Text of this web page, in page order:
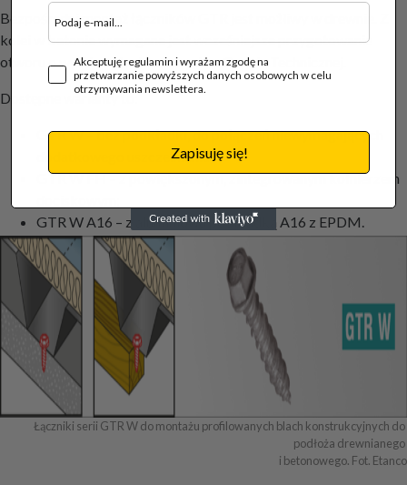
Bezpośredni montaż łączników GTR jest możliwy w drewnie. Z
kolei w betonie wymagane jest wcześniejsze przygotowanie
otworu o wymiarach określonych w Ocenie Technicznej.
Dostępne warianty to:
GTR W – bez podkładki, do połączeń niewymagających
dodatkowego uszczelnienia;
GTR W FH – z powiększonym, zintegrowanym kołnierzem
GTR W A16 – z aluminiową podkładką A16 z EPDM.
Łączniki serii GTR W do montażu profilowanych blach konstrukcyjnych do
podłoża drewnianego
i betonowego. Fot. Etanco
Akceptuję regulamin i wyrażam zgodę na
przetwarzanie powyższych danych osobowych w celu
otrzymywania newslettera.
Zapisuję się!